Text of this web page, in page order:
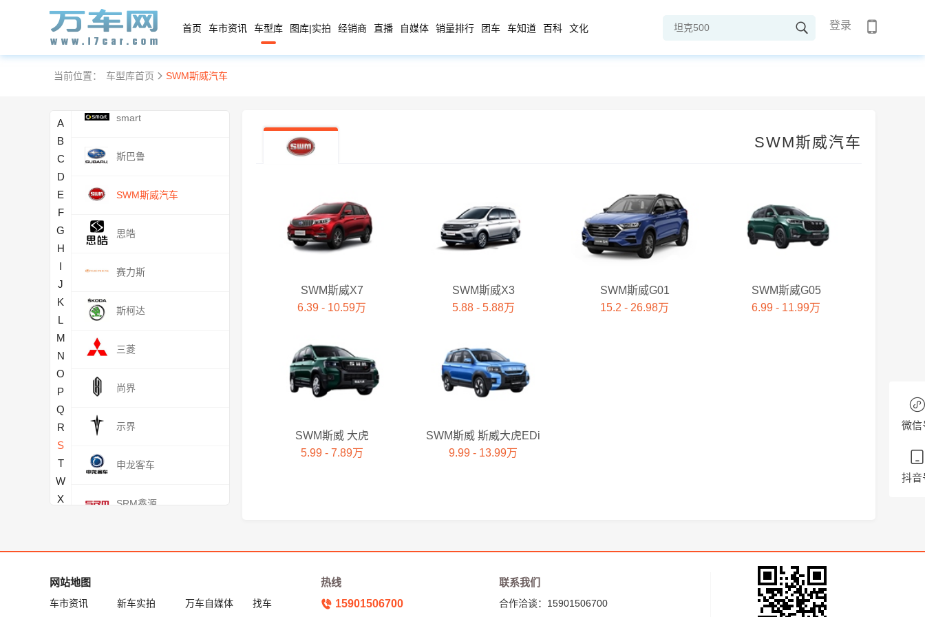
首页 车市资讯 车型库 图库|实拍 经销商 直播 自媒体 销量排行 团车 车知道 百科 文化 登录
当前位置： 车型库首页 SWM斯威汽车
A
B
C
D
E
F
G
H
I
J
K
L
M
N
O
P
Q
R
S
T
W
X
瑞驰新能源
S
smart
斯巴鲁
SWM斯威汽车
思皓
赛力斯
斯柯达
三菱
尚界
示界
申龙客车
SRM鑫源
T
坦克
SWM斯威汽车
SWM斯威X7
6.39 - 10.59万
SWM斯威X3
5.88 - 5.88万
SWM斯威G01
15.2 - 26.98万
SWM斯威G05
6.99 - 11.99万
SWM斯威 大虎
5.99 - 7.89万
SWM斯威 斯威大虎EDi
9.99 - 13.99万
微信
抖音
网站地图
车市资讯 新车实拍 万车自媒体 找车
热线
15901506700
联系我们
合作洽谈：15901506700